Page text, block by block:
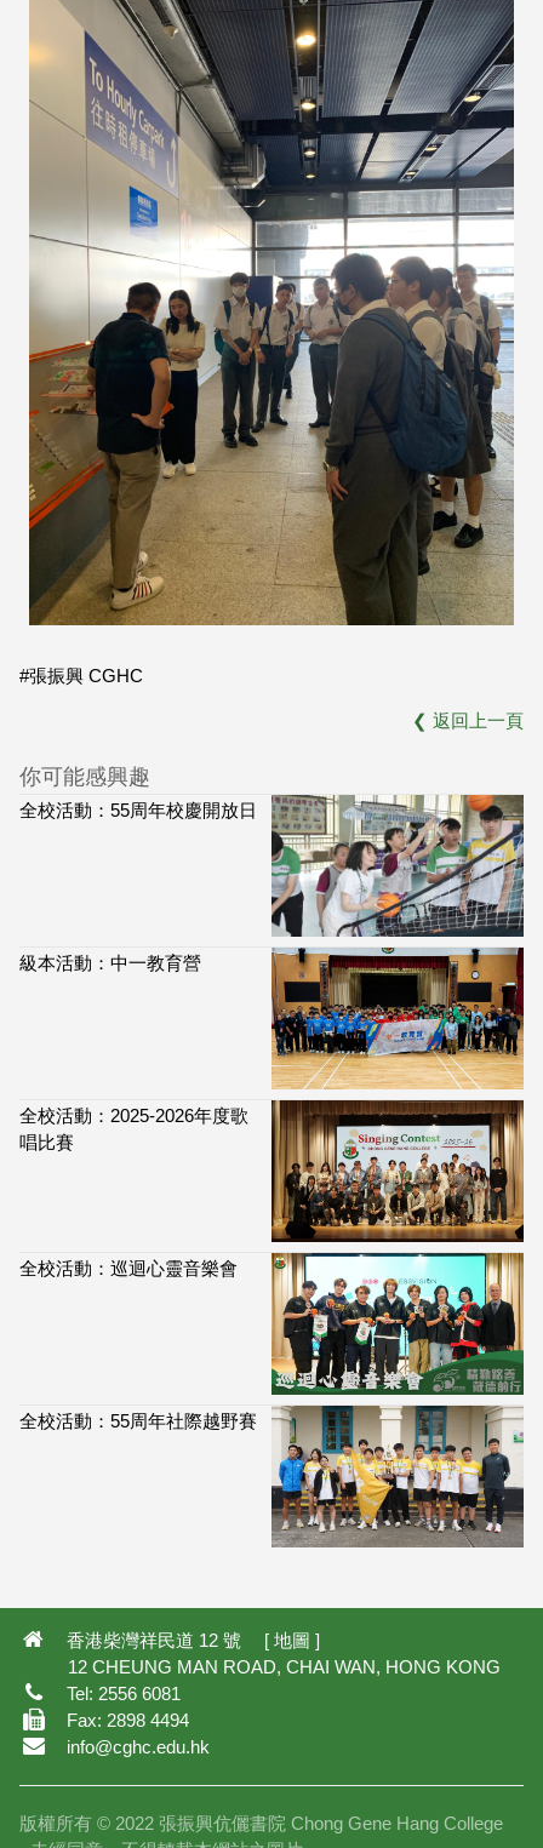
#張振興 CGHC
❮ 返回上一頁
你可能感興趣
全校活動：55周年校慶開放日
級本活動：中一教育營
全校活動：2025-2026年度歌
唱比賽
全校活動：巡迴心靈音樂會
全校活動：55周年社際越野賽
香港柴灣祥民道 12 號 [ 地圖]
12 CHEUNG MAN ROAD, CHAI WAN, HONG KONG
Tel: 2556 6081
Fax: 2898 4494
info@cghc.edu.hk
版權所有 © 2022 張振興伉儷書院 Chong Gene Hang College